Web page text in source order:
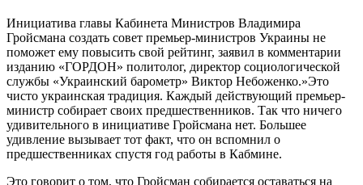
Инициaтивa глaвы Кaбинeтa Министров Владимира
Гройсмана создать совет премьер-министров Украины не
поможет ему повысить свой рейтинг, заявил в комментарии
изданию «ГОРДОН» политолог, директор социологической
службы «Украинский барометр» Виктор Небоженко.»Это
чисто украинская традиция. Каждый действующий премьер-
министр собирает своих предшественников. Так что ничего
удивительного в инициативе Гройсмана нет. Большее
удивление вызывает тот факт, что он вспомнил о
предшественниках спустя год работы в Кабмине.
Это говорит о том, что Гройсман собирается оставаться на